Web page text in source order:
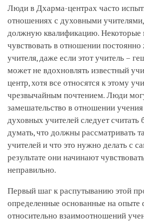
Люди в Дхарма-центрах часто
отношениях с духовными
должную квалификацию. Некоторые
чувствовать в отношении
учителя, даже если этот учитель –
может не вдохновлять известный
центр, хотя все относятся к этому
чрезвычайным почтением. Люди
замешательство в отношении учения
духовных учителей следует
думать, что должны рассматривать
учителей и что это нужно делать с
результате они начинают
неправильно.
Первый шаг к распутыванию этой
определенные основанные на опыте
относительно взаимоотношений